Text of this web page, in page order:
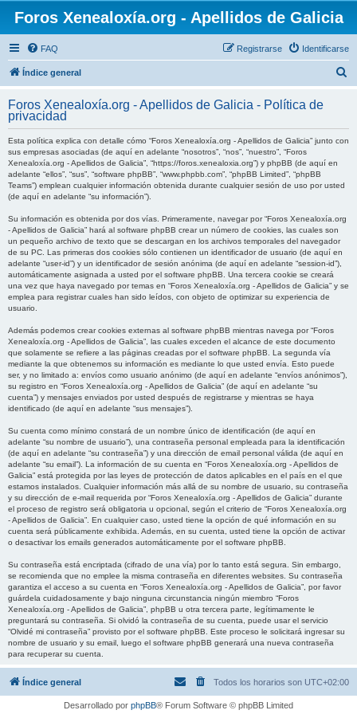
Foros Xenealoxía.org - Apellidos de Galicia
FAQ Identificarse
Registrarse
Índice general
c
Foros Xenealoxía.org - Apellidos de Galicia - Política de
privacidad
Esta política explica con detalle cómo “Foros Xenealoxía.org - Apellidos de Galicia” junto con
sus empresas asociadas (de aquí en adelante “nosotros”, “nos”, “nuestro”, “Foros
Xenealoxía.org - Apellidos de Galicia”, “https://foros.xenealoxia.org”) y phpBB (de aquí en
adelante “ellos”, “sus”, “software phpBB”, “www.phpbb.com”, “phpBB Limited”, “phpBB
Teams”) emplean cualquier información obtenida durante cualquier sesión de uso por usted
(de aquí en adelante “su información”).
Su información es obtenida por dos vías. Primeramente, navegar por “Foros Xenealoxía.org
- Apellidos de Galicia” hará al software phpBB crear un número de cookies, las cuales son
un pequeño archivo de texto que se descargan en los archivos temporales del navegador
de su PC. Las primeras dos cookies sólo contienen un identificador de usuario (de aquí en
adelante “user-id”) y un identificador de sesión anónima (de aquí en adelante “session-id”),
automáticamente asignada a usted por el software phpBB. Una tercera cookie se creará
una vez que haya navegado por temas en “Foros Xenealoxía.org - Apellidos de Galicia” y se
emplea para registrar cuales han sido leídos, con objeto de optimizar su experiencia de
usuario.
Además podemos crear cookies externas al software phpBB mientras navega por “Foros
Xenealoxía.org - Apellidos de Galicia”, las cuales exceden el alcance de este documento
que solamente se refiere a las páginas creadas por el software phpBB. La segunda vía
mediante la que obtenemos su información es mediante lo que usted envía. Esto puede
ser, y no limitado a: envíos como usuario anónimo (de aquí en adelante “envíos anónimos”),
su registro en “Foros Xenealoxía.org - Apellidos de Galicia” (de aquí en adelante “su
cuenta”) y mensajes enviados por usted después de registrarse y mientras se haya
identificado (de aquí en adelante “sus mensajes”).
Su cuenta como mínimo constará de un nombre único de identificación (de aquí en
adelante “su nombre de usuario”), una contraseña personal empleada para la identificación
(de aquí en adelante “su contraseña”) y una dirección de email personal válida (de aquí en
adelante “su email”). La información de su cuenta en “Foros Xenealoxía.org - Apellidos de
Galicia” está protegida por las leyes de protección de datos aplicables en el país en el que
estamos instalados. Cualquier información más allá de su nombre de usuario, su contraseña
y su dirección de e-mail requerida por “Foros Xenealoxía.org - Apellidos de Galicia” durante
el proceso de registro será obligatoria u opcional, según el criterio de “Foros Xenealoxía.org
- Apellidos de Galicia”. En cualquier caso, usted tiene la opción de qué información en su
cuenta será públicamente exhibida. Además, en su cuenta, usted tiene la opción de activar
o desactivar los emails generados automáticamente por el software phpBB.
Su contraseña está encriptada (cifrado de una vía) por lo tanto está segura. Sin embargo,
se recomienda que no emplee la misma contraseña en diferentes websites. Su contraseña
garantiza el acceso a su cuenta en “Foros Xenealoxía.org - Apellidos de Galicia”, por favor
guárdela cuidadosamente y bajo ninguna circunstancia ningún miembro “Foros
Xenealoxía.org - Apellidos de Galicia”, phpBB u otra tercera parte, legítimamente le
preguntará su contraseña. Si olvidó la contraseña de su cuenta, puede usar el servicio
“Olvidé mi contraseña” provisto por el software phpBB. Este proceso le solicitará ingresar su
nombre de usuario y su email, luego el software phpBB generará una nueva contraseña
para recuperar su cuenta.
Índice general Todos los horarios son UTC+02:00
Desarrollado por phpBB® Forum Software © phpBB Limited